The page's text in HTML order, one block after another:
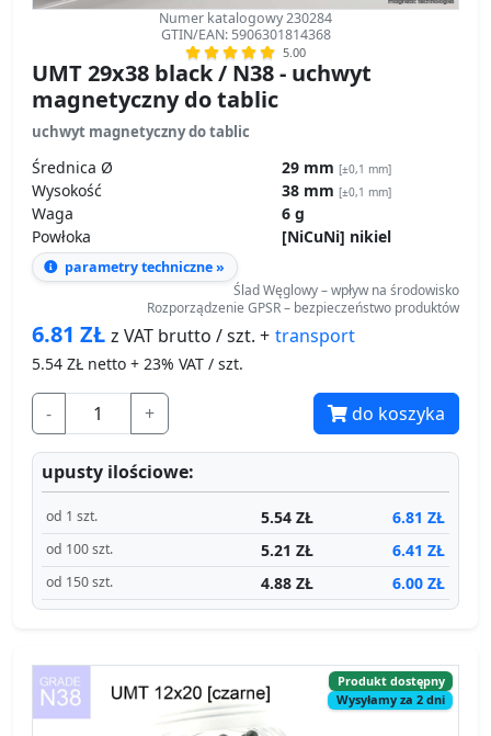
Numer katalogowy 230284
GTIN/EAN: 5906301814368
5.00
UMT 29x38 black / N38 - uchwyt
magnetyczny do tablic
uchwyt magnetyczny do tablic
Średnica Ø 29 mm [±0,1 mm]
Wysokość 38 mm [±0,1 mm]
Waga
6 g
Powłoka
[NiCuNi] nikiel
parametry techniczne »
Ślad Węglowy – wpływ na środowisko
Rozporządzenie GPSR – bezpieczeństwo produktów
6.81 ZŁ z VAT brutto / szt. + transport
5.54 ZŁ netto + 23% VAT / szt.
- + do koszyka
upusty ilościowe:
od 1 szt. 5.54 ZŁ 6.81 ZŁ
od 100 szt. 5.21 ZŁ 6.41 ZŁ
od 150 szt. 4.88 ZŁ 6.00 ZŁ
Produkt dostępny
Wysyłamy za 2 dni